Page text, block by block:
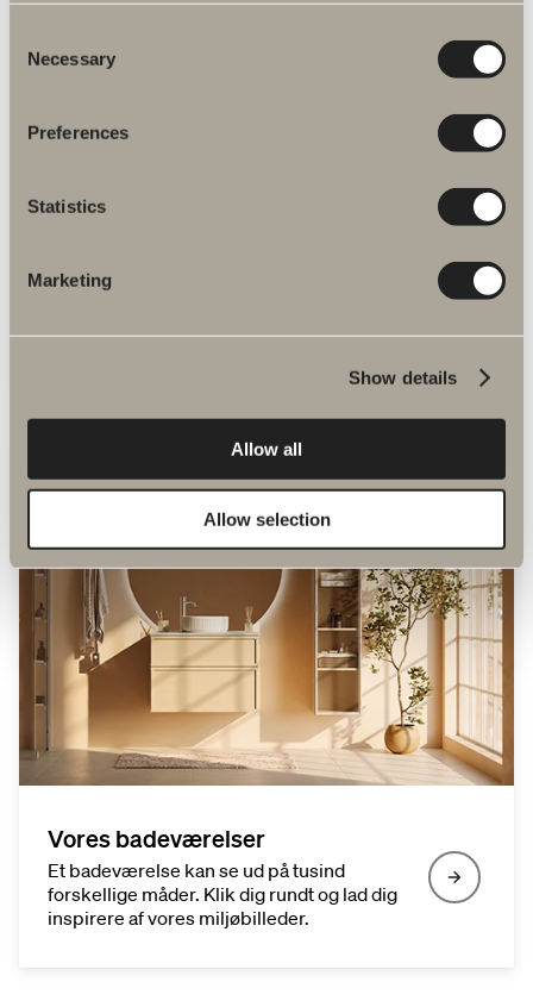
Selection
Necessary
Preferences
Statistics
Marketing
Show details
Allow all
Allow selection
kunders unikke hjem og badeværelser.
med Svedbergs badeværelsesindretning.
Vores badeværelser
Et badeværelse kan se ud på tusind
forskellige måder. Klik dig rundt og lad dig
inspirere af vores miljøbilleder.